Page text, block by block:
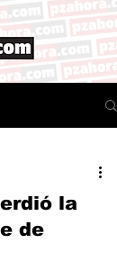
la
de